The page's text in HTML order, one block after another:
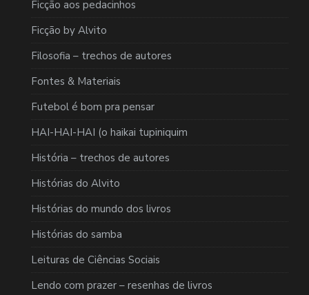
Ficção aos pedacinhos
Ficção by Alvito
Filosofia – trechos de autores
Fontes & Materiais
Futebol é bom pra pensar
HAI-HAI-HAI (o haikai tupiniquim
História – trechos de autores
Histórias do Alvito
Histórias do mundo dos livros
Histórias do samba
Leituras de Ciências Sociais
Lendo com prazer – resenhas de livros